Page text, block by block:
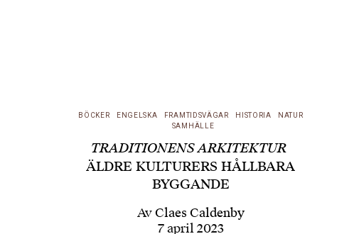
BÖCKER ENGELSKA FRAMTIDSVÄGAR HISTORIA
NATUR
SAMHÄLLE
TRADITIONENS ARKITEKTUR
ÄLDRE KULTURERS HÅLLBARA
BYGGANDE
AvClaes Caldenby
7 april 2023